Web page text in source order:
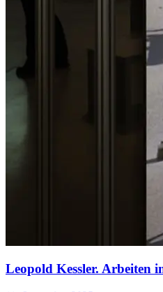
Leopold Kessler. Arbeiten